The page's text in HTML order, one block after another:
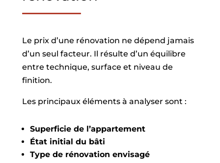
Le prix d’une rénovation ne dépend jamais
d’un seul facteur. Il résulte d’un équilibre
entre technique, surface et niveau de
finition.
Les principaux éléments à analyser sont :
Superficie de l’appartement
État initial du bâti
Type de rénovation envisagé